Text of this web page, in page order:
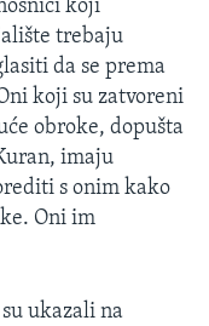
koji
trebaju
da se prema
koji su zatvoreni
obroke, dopušta
imaju
s onim kako
Oni im
ukazali na